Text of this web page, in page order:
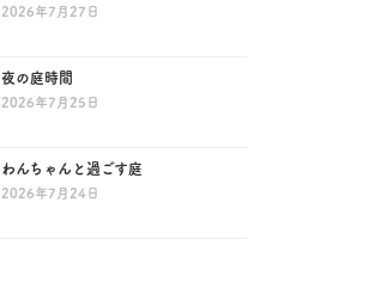
2026年7月27日
夜の庭時間
2026年7月25日
わんちゃんと過ごす庭
2026年7月24日